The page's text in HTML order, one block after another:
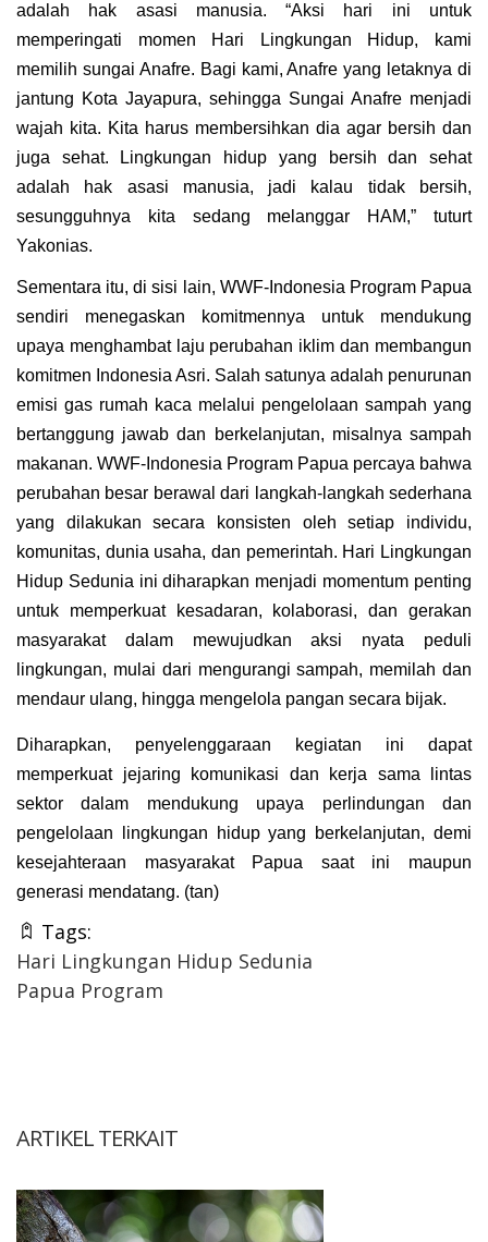
adalah hak asasi manusia. “Aksi hari ini untuk
memperingati momen Hari Lingkungan Hidup, kami
memilih sungai Anafre. Bagi kami, Anafre yang letaknya di
jantung Kota Jayapura, sehingga Sungai Anafre menjadi
wajah kita. Kita harus membersihkan dia agar bersih dan
juga sehat. Lingkungan hidup yang bersih dan sehat
adalah hak asasi manusia, jadi kalau tidak bersih,
sesungguhnya kita sedang melanggar HAM,” tuturt
Yakonias.
Sementara itu, di sisi lain, WWF-Indonesia Program Papua
sendiri menegaskan komitmennya untuk mendukung
upaya menghambat laju perubahan iklim dan membangun
komitmen Indonesia Asri. Salah satunya adalah penurunan
emisi gas rumah kaca melalui pengelolaan sampah yang
bertanggung jawab dan berkelanjutan, misalnya sampah
makanan. WWF-Indonesia Program Papua percaya bahwa
perubahan besar berawal dari langkah-langkah sederhana
yang dilakukan secara konsisten oleh setiap individu,
komunitas, dunia usaha, dan pemerintah. Hari Lingkungan
Hidup Sedunia ini diharapkan menjadi momentum penting
untuk memperkuat kesadaran, kolaborasi, dan gerakan
masyarakat dalam mewujudkan aksi nyata peduli
lingkungan, mulai dari mengurangi sampah, memilah dan
mendaur ulang, hingga mengelola pangan secara bijak.
Diharapkan, penyelenggaraan kegiatan ini dapat
memperkuat jejaring komunikasi dan kerja sama lintas
sektor dalam mendukung upaya perlindungan dan
pengelolaan lingkungan hidup yang berkelanjutan, demi
kesejahteraan masyarakat Papua saat ini maupun
generasi mendatang. (tan)
Tags:
Hari Lingkungan Hidup Sedunia
Papua Program
ARTIKEL TERKAIT